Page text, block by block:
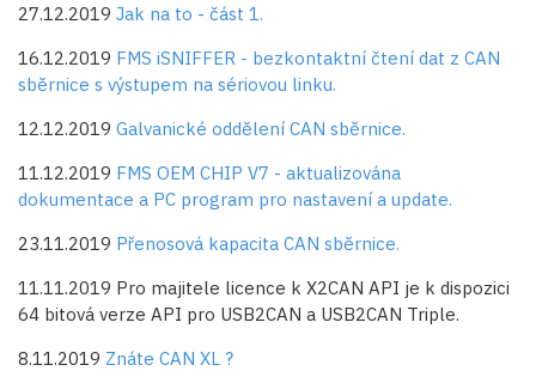
27.12.2019 Jak na to - část 1.
16.12.2019 FMS iSNIFFER - bezkontaktní čtení dat z CAN
sběrnice s výstupem na sériovou linku.
12.12.2019 Galvanické oddělení CAN sběrnice.
11.12.2019 FMS OEM CHIP V7 - aktualizována
dokumentace a PC program pro nastavení a update.
23.11.2019 Přenosová kapacita CAN sběrnice.
11.11.2019 Pro majitele licence k X2CAN API je k dispozici
64 bitová verze API pro USB2CAN a USB2CAN Triple.
8.11.2019 Znáte CAN XL ?